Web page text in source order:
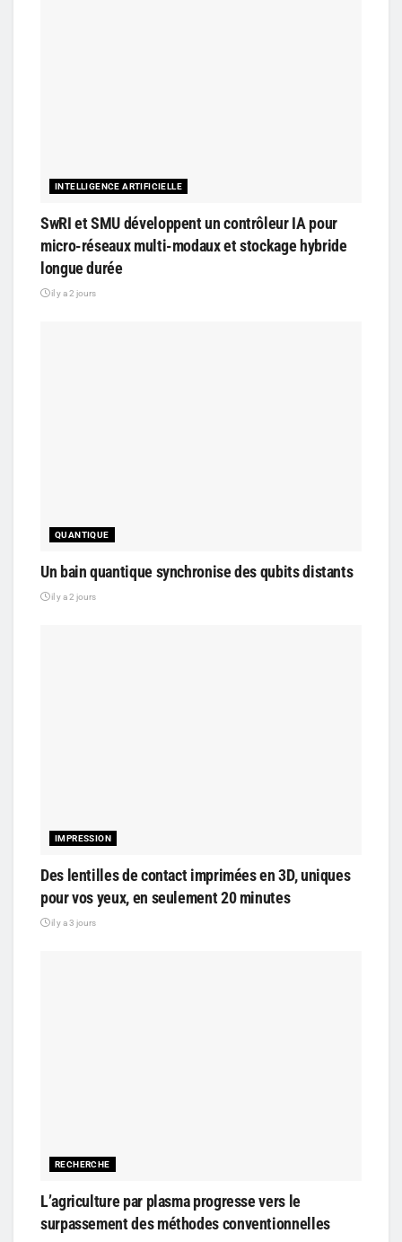
INTELLIGENCE ARTIFICIELLE
SwRI et SMU développent un contrôleur IA pour
micro-réseaux multi-modaux et stockage hybride
longue durée
il y a 2 jours
QUANTIQUE
Un bain quantique synchronise des qubits distants
il y a 2 jours
IMPRESSION
Des lentilles de contact imprimées en 3D, uniques
pour vos yeux, en seulement 20 minutes
il y a 3 jours
RECHERCHE
L’agriculture par plasma progresse vers le
surpassement des méthodes conventionnelles